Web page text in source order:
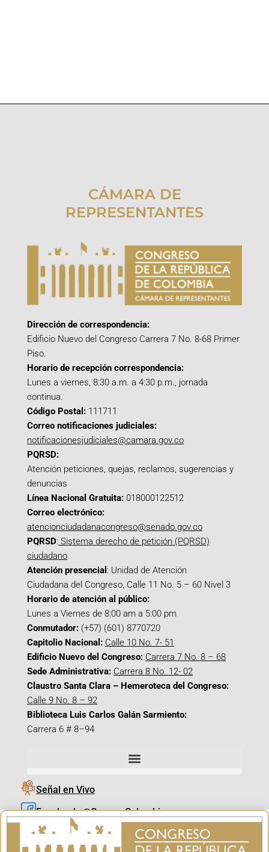
CÁMARA DE
REPRESENTANTES
Dirección de correspondencia:
Edificio Nuevo del Congreso Carrera 7 No. 8-68 Primer
Piso.
Horario de recepción correspondencia:
Lunes a viernes, 8:30 a.m. a 4:30 p.m., jornada
continua.
Código Postal: 111711
Correo notificaciones judiciales:
notificacionesjudiciales@camara.gov.co
PQRSD:
Atención peticiones, quejas, reclamos, sugerencias y
denuncias
Línea Nacional Gratuita: 018000122512
Correo electrónico:
atencionciudadanacongreso@senado.gov.co
PQRSD: Sistema derecho de petición (PQRSD)
ciudadano
Atención presencial : Unidad de Atención
Ciudadana del Congreso, Calle 11 No. 5 – 60 Nivel 3
Horario de atención al público:
Lunes a Viernes de 8:00 am a 5:00 pm
Conmutador: (+57) (601) 8770720
Capitolio Nacional: Calle 10 No. 7- 51
Edificio Nuevo del Congreso: Carrera 7 No. 8 – 68
Sede Administrativa: Carrera 8 No. 12- 02
Claustro Santa Clara – Hemeroteca del Congreso:
Calle 9 No. 8 – 92
Biblioteca Luis Carlos Galán Sarmiento:
Carrera 6 # 8–94
Señal en Vivo
Facebook_@CamaraColombia
Instagram_@CamaraColombia